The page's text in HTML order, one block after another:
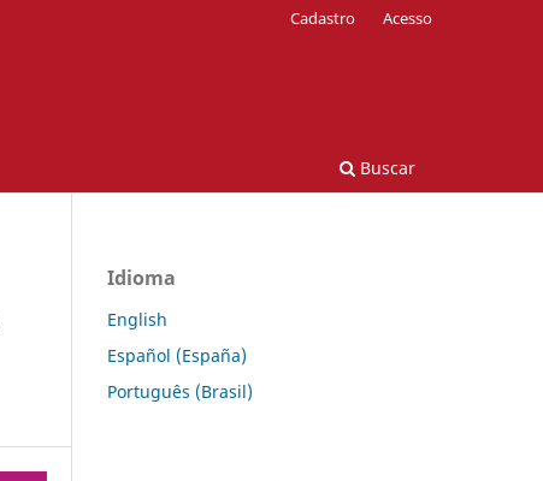
Buscar
Cadastro Acesso
Idioma
English
Español (España)
Português (Brasil)